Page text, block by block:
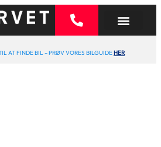
AT FINDE BIL – PRØV VORES BILGUIDEHER